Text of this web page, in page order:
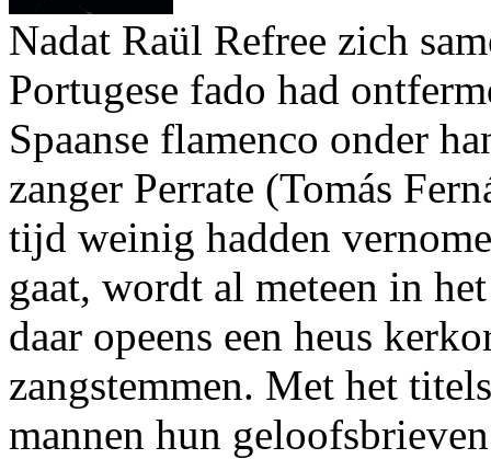
Nadat Raül Refree zich
Portugese fado had
Spaanse flamenco onder
zanger Perrate (Tomás
tijd weinig hadden
gaat, wordt al meteen in
daar opeens een heus
zangstemmen. Met het
mannen hun